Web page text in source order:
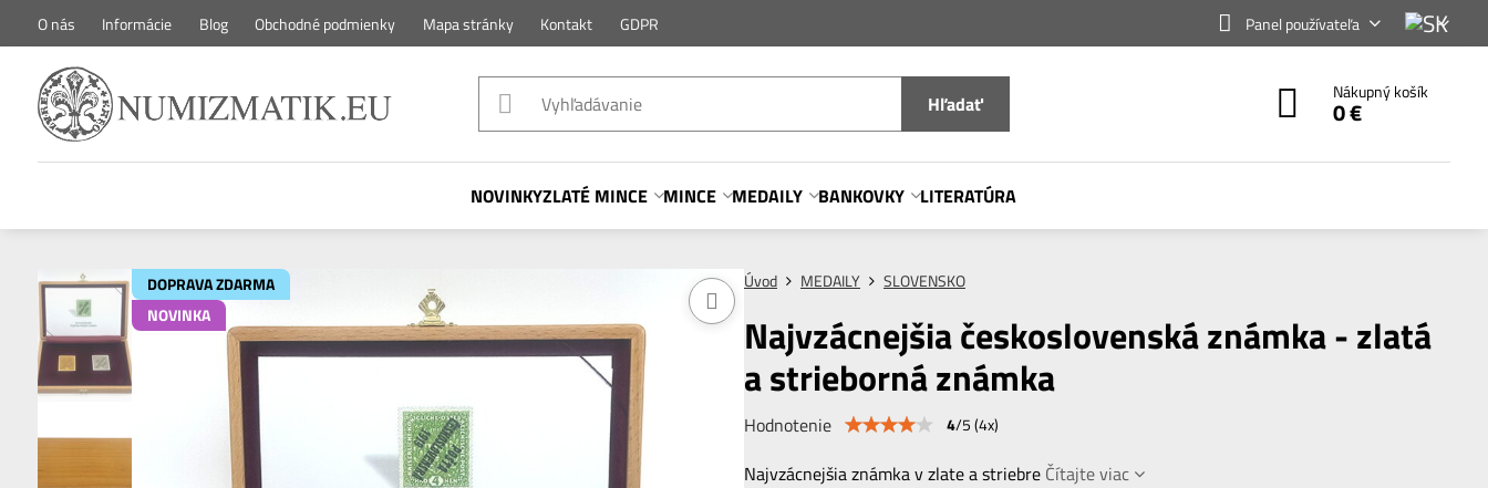
O nás Informácie Blog Obchodné podmienky Mapa stránky Kontakt GDPR Panel používateľa
Hľadať Nákupný košík
0 €
NOVINKYZLATÉ MINCE MINCE MEDAILY BANKOVKY LITERATÚRA
DOPRAVA ZDARMA
NOVINKA
Úvod MEDAILY SLOVENSKO
Najvzácnejšia československá známka - zlatá
a strieborná známka
Hodnotenie 4/5(4x)
Najvzácnejšia známka v zlate a striebre Čítajte viac